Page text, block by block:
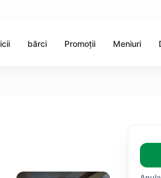
bărci Promoții Meniuri